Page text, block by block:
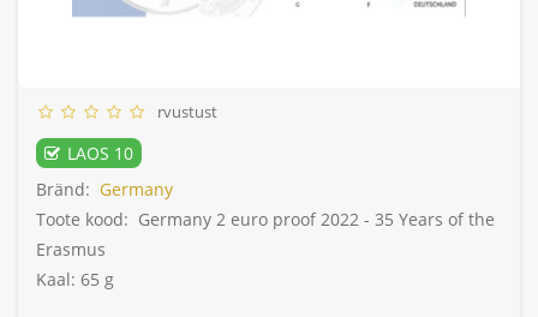
rvustust
LAOS 10
Bränd: Germany
Toote kood: Germany 2 euro proof 2022 - 35 Years of the
Erasmus
Kaal: 65 g